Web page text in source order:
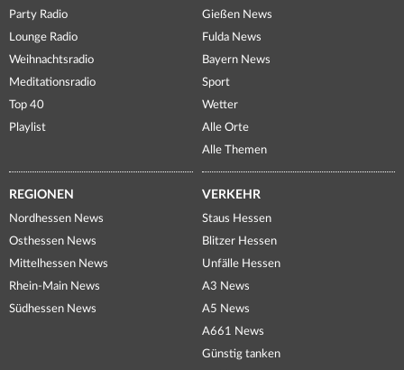
Party Radio
Lounge Radio
Weihnachtsradio
Meditationsradio
Top 40
Playlist
Gießen News
Fulda News
Bayern News
Sport
Wetter
Alle Orte
Alle Themen
REGIONEN
Nordhessen News
Osthessen News
Mittelhessen News
Rhein-Main News
Südhessen News
VERKEHR
Staus Hessen
Blitzer Hessen
Unfälle Hessen
A3 News
A5 News
A661 News
Günstig tanken